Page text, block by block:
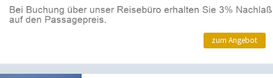
zum Angebot